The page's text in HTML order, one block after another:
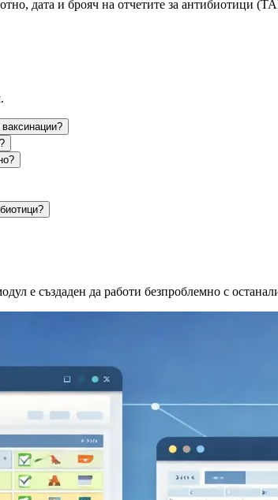
дата и брояч на отчетите за антибиотици
е създаден да работи безпроблемно с